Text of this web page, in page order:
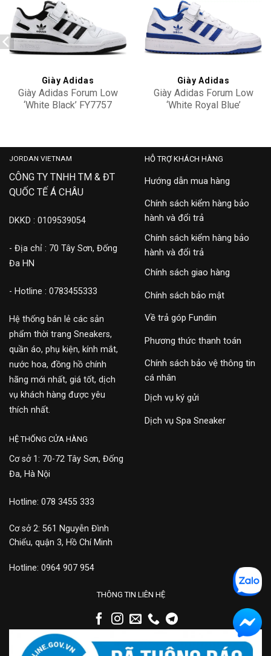
Add to
wishlist
Giày Adidas
Giày Adidas Forum Low
‘White Black’ FY7757
Add to
wishlist
Giày Adidas
Giày Adidas Forum Low
‘White Royal Blue’
JORDAN VIETNAM
CÔNG TY TNHH TM & ĐT
QUỐC TẾ Á CHÂU
DKKD : 0109539054
- Địa chỉ : 70 Tây Sơn, Đống
Đa HN
- Hotline : 0783455333
Hệ thống bán lẻ các sản
phẩm thời trang Sneakers,
quần áo, phụ kiện, kính mắt,
nước hoa, đồng hồ chính
hãng mới nhất, giá tốt, dịch
vụ khách hàng được yêu
thích nhất.
HỖ TRỢ KHÁCH HÀNG
Hướng dẫn mua hàng
Chính sách kiểm hàng bảo
hành và đổi trả
Chính sách kiểm hàng bảo
hành và đổi trả
Chính sách giao hàng
Chính sách bảo mật
Về trả góp Fundiin
Phương thức thanh toán
Chính sách bảo vệ thông tin
cá nhân
Dịch vụ ký gửi
Dịch vụ Spa Sneaker
HỆ THỐNG CỬA HÀNG
Cơ sở 1: 70-72 Tây Sơn, Đống
Đa, Hà Nội
Hotline: 078 3455 333
Cơ sở 2: 561 Nguyễn Đình
Chiểu, quận 3, Hồ Chí Minh
Hotline: 0964 907 954
THÔNG TIN LIÊN HỆ